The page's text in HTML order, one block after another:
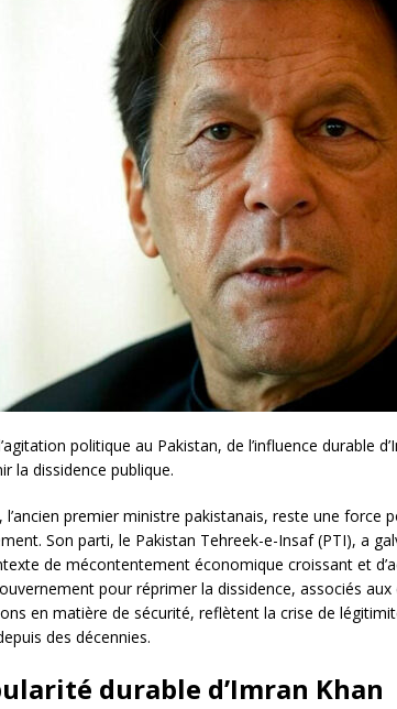
politique au Pakistan, de l’influence durable
la dissidence publique.
l’ancien premier ministre pakistanais, reste une force
Son parti, le Pakistan Tehreek-e-Insaf (PTI), a
de mécontentement économique croissant et
pour réprimer la dissidence, associés
en matière de sécurité, reflètent la crise de
des décennies.
durable d’Imran Khan